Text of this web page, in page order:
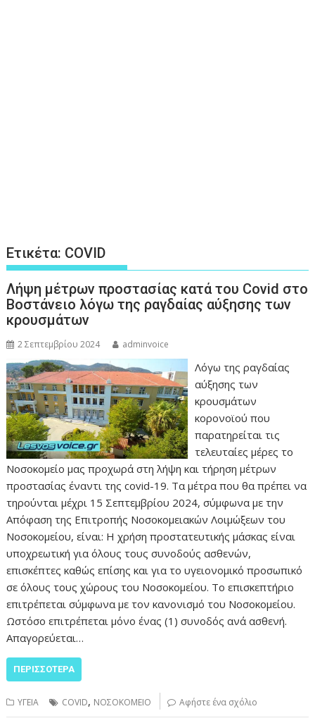
Ετικέτα: COVID
Λήψη μέτρων προστασίας κατά του Covid στο
Βοστάνειο λόγω της ραγδαίας αύξησης των
κρουσμάτων
2 Σεπτεμβρίου 2024 adminvoice
Λόγω της ραγδαίας
αύξησης των
κρουσμάτων
κορονοϊού που
παρατηρείται τις
τελευταίες μέρες το
Νοσοκομείο μας προχωρά στη λήψη και τήρηση μέτρων
προστασίας έναντι της covid-19. Τα μέτρα που θα πρέπει να
τηρούνται μέχρι 15 Σεπτεμβρίου 2024, σύμφωνα με την
Απόφαση της Επιτροπής Νοσοκομειακών Λοιμώξεων του
Νοσοκομείου, είναι: Η χρήση προστατευτικής μάσκας είναι
υποχρεωτική για όλους τους συνοδούς ασθενών,
επισκέπτες καθώς επίσης και για το υγειονομικό προσωπικό
σε όλους τους χώρους του Νοσοκομείου. Το επισκεπτήριο
επιτρέπεται σύμφωνα με τον κανονισμό του Νοσοκομείου.
Ωστόσο επιτρέπεται μόνο ένας (1) συνοδός ανά ασθενή.
Απαγορεύεται…
ΠΕΡΙΣΣΌΤΕΡΑ
ΥΓΕΙΑ COVID, ΝΟΣΟΚΟΜΕΙΟ Αφήστε ένα σχόλιο